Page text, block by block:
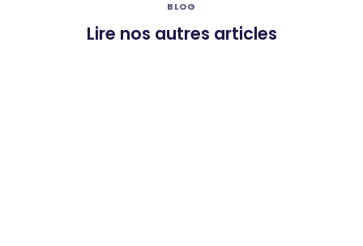
BLOG
Lire nos autres articles